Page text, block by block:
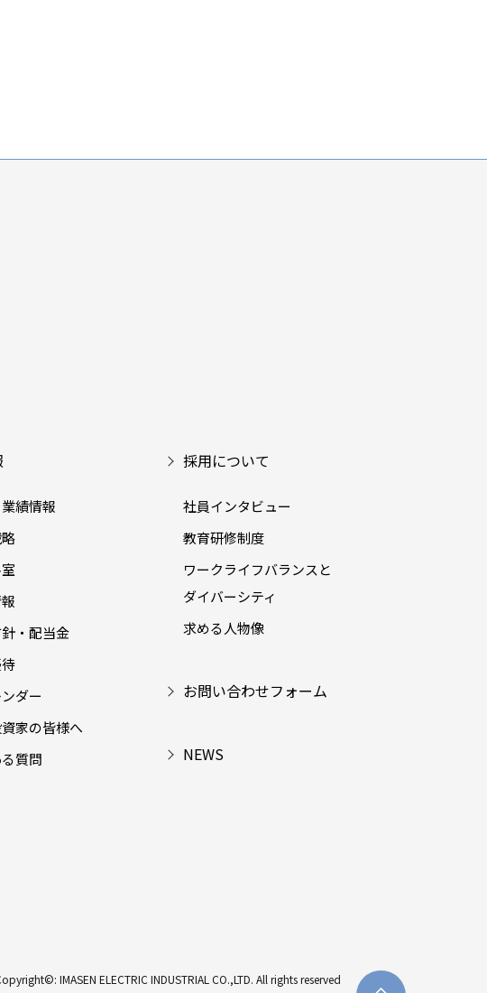
績情報
・配当金
ダー
家の皆様へ
質問
採用について
社員インタビュー
教育研修制度
ワークライフバランスと
ダイバーシティ
求める人物像
お問い合わせフォーム
NEWS
IMASEN ELECTRIC INDUSTRIAL CO.,LTD. All rights reserved